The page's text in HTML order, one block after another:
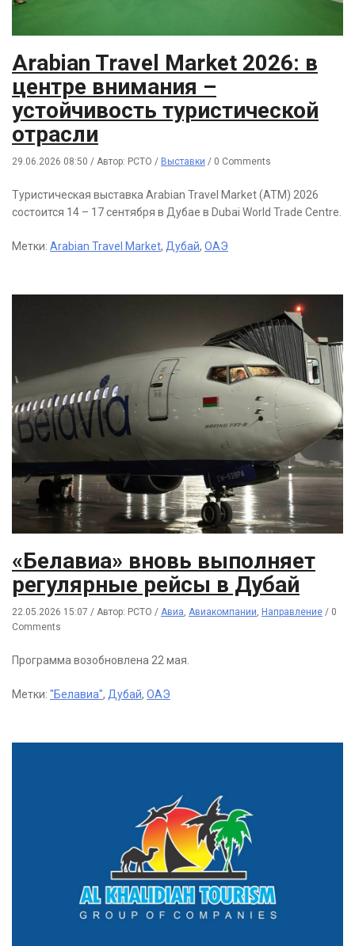
Arabian Travel Market 2026: в
центре внимания –
устойчивость туристической
отрасли
29.06.2026 08:50 / Автор: РСТО / Выставки / 0 Comments
Туристическая выставка Arabian Travel Market (ATM) 2026
состоится 14 – 17 сентября в Дубае в Dubai World Trade Centre.
Метки: Arabian Travel Market, Дубай, ОАЭ
«Белавиа» вновь выполняет
регулярные рейсы в Дубай
22.05.2026 15:07 / Автор: РСТО / Авиа, Авиакомпании, Направление / 0
Comments
Программа возобновлена 22 мая.
Метки: "Белавиа", Дубай, ОАЭ